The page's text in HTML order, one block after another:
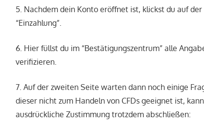
5. Nachdem dein Konto eröffnet ist, klickst du auf
“Einzahlung”.
6. Hier füllst du im “Bestätigungszentrum” alle
verifizieren.
7. Auf der zweiten Seite warten dann noch einige
dieser nicht zum Handeln von CFDs geeignet ist,
ausdrückliche Zustimmung trotzdem abschließen: